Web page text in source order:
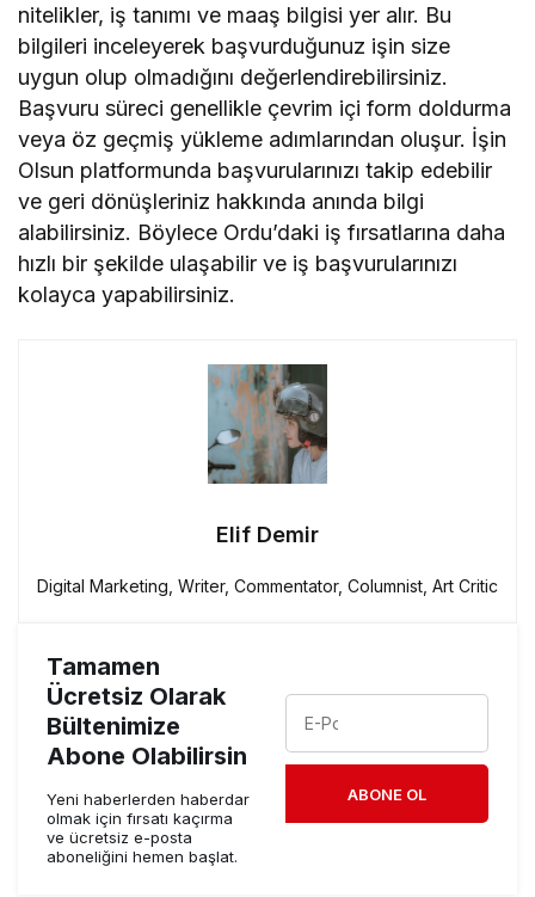
nitelikler, iş tanımı ve maaş bilgisi yer alır. Bu
bilgileri inceleyerek başvurduğunuz işin size
uygun olup olmadığını değerlendirebilirsiniz.
Başvuru süreci genellikle çevrim içi form doldurma
veya öz geçmiş yükleme adımlarından oluşur. İşin
Olsun platformunda başvurularınızı takip edebilir
ve geri dönüşleriniz hakkında anında bilgi
alabilirsiniz. Böylece Ordu’daki iş fırsatlarına daha
hızlı bir şekilde ulaşabilir ve iş başvurularınızı
kolayca yapabilirsiniz.
Elif Demir
Digital Marketing, Writer, Commentator, Columnist, Art Critic
Tamamen
Ücretsiz Olarak
Bültenimize
Abone Olabilirsin
Yeni haberlerden haberdar
olmak için fırsatı kaçırma
ve ücretsiz e-posta
aboneliğini hemen başlat.
ABONE OL